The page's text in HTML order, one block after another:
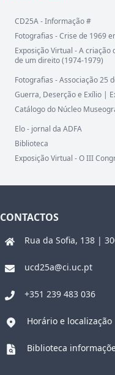
CD25A - Informação #
Fotografias - Crise de 1969
Exposição Virtual - A criação
de um direito (1974-1979)
Fotografias - Associação 25
Guerra, Deserção e Exílio |
Catálogo do Núcleo
Elo - jornal da ADFA
Biblioteca
Exposição Virtual - O III
CONTACTOS
Rua da Sofia, 138 |
ucd25a@ci.uc.pt
+351 239 483 036
Horário e localização
Biblioteca